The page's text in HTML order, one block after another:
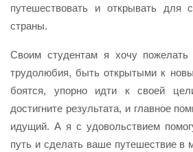
путешествовать и открывать для
страны.
Своим студентам я хочу пожелать
трудолюбия, быть открытыми к
боятся, упорно идти к своей
достигните результата, и главное
идущий. А я с удовольствием
путь и сделать ваше путешествие в